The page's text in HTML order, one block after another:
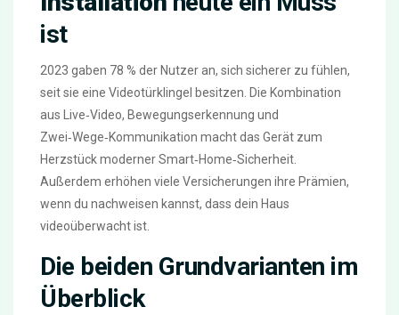
ist
2023 gaben 78 % der Nutzer an, sich sicherer zu fühlen,
seit sie eine Videotürklingel besitzen. Die Kombination
aus Live‑Video, Bewegungserkennung und
Zwei‑Wege‑Kommunikation macht das Gerät zum
Herzstück moderner Smart‑Home‑Sicherheit.
Außerdem erhöhen viele Versicherungen ihre Prämien,
wenn du nachweisen kannst, dass dein Haus
videoüberwacht ist.
Die beiden Grundvarianten im
Überblick